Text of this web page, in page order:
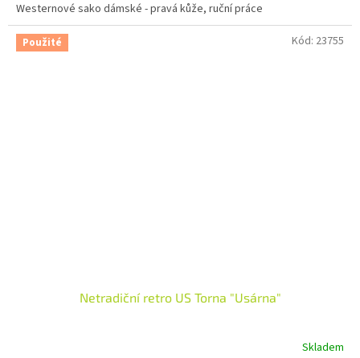
Westernové sako dámské - pravá kůže, ruční práce
Použité
Netradiční retro US Torna "Usárna"
Skladem
Kód: 23755